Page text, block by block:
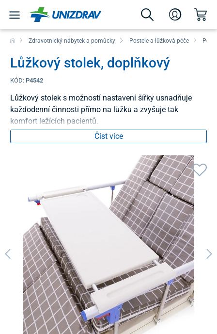
Zdravotnický nábytek a pomůcky Postele a lůžková péče
Lůžkový stolek, doplňkový
KÓD: P4542
Lůžkový stolek s možností nastavení šířky usnadňuje
každodenní činnosti přímo na lůžku a zvyšuje tak
komfort ležících pacientů.
Číst více